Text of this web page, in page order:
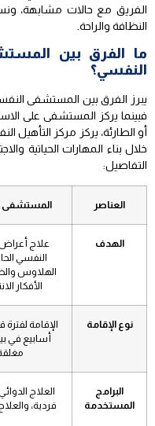
الفريق مع حالات مشابهة،
النظافة والراحة.
ما الفرق بين
النفسي؟
يبرز الفرق بين المستشفى
فبينما يركز المستشفى على
أو الطارئة، يركز مركز
خلال بناء المهارات الحياتية
التفاصيل:
العناصر المستشفى
الهدف
علاج
النفسي
الهلاوس
الأفكار
نوع الإقامة
الإقامة
أسابيع في
البرامج
المستخدمة
العلاج
فردية،